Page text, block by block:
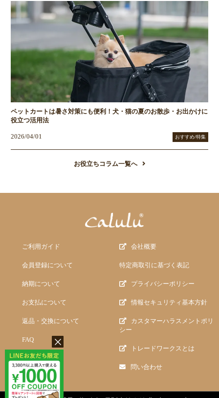
ペットカートは暑さ対策にも便利！犬・猫の夏のお散歩・お出かけに
役立つ活用法
2026/04/01 おすすめ/特集
お役立ちコラム一覧へ
ご利用ガイド
会員登録について
納期について
お支払について
返品・交換について
FAQ
会社概要
特定商取引に基づく表記
プライバシーポリシー
情報セキュリティ基本方針
カスタマーハラスメントポリ
シー
トレードワークスとは
問い合わせ